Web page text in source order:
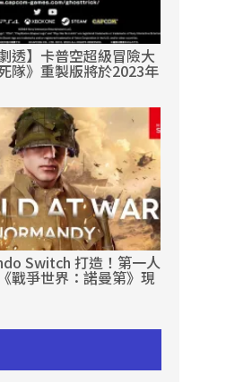
透】卡普空超級冒險大
隊》重製版將於2023年
Switch 打造！第一人
戰爭世界：諾曼第》現